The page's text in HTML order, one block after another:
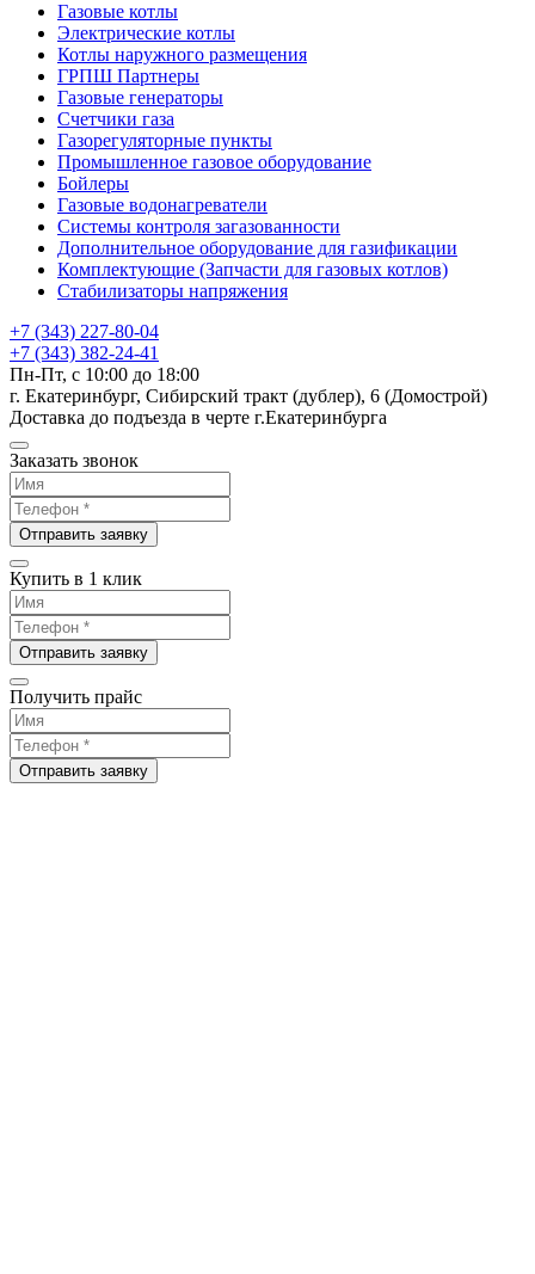
Газовые котлы
Электрические котлы
Котлы наружного размещения
ГРПШ Партнеры
Газовые генераторы
Счетчики газа
Газорегуляторные пункты
Промышленное газовое оборудование
Бойлеры
Газовые водонагреватели
Системы контроля загазованности
Дополнительное оборудование для газификации
Комплектующие (Запчасти для газовых котлов)
Стабилизаторы напряжения
+7 (343) 227-80-04
+7 (343) 382-24-41
Пн-Пт, с 10:00 до 18:00
г. Екатеринбург, Сибирский тракт (дублер), 6 (Домострой)
Доставка до подъезда в черте г.Екатеринбурга
Заказать звонок
Отправить заявку
Купить в 1 клик
Отправить заявку
Получить прайс
Отправить заявку